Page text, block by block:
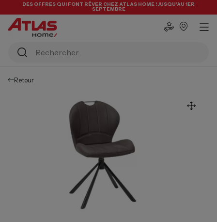
DES OFFRES QUI FONT RÊVER CHEZ ATLAS HOME ! JUSQU'AU 1ER
SEPTEMBRE
Retour